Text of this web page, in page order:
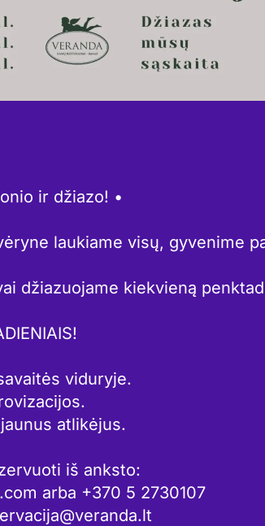
ir džiazo! •
laukiame visų, gyvenime
džiazuojame kiekvieną
viduryje.
atlikėjus.
iš anksto:
arba +370 5 2730107